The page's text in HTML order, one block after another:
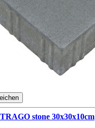
stone 30x30x10cm